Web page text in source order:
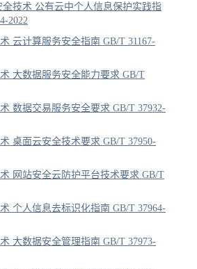
全技术 公有云中个人信息保护实践指
2022
云计算服务安全指南 GB/T 31167-
大数据服务安全能力要求 GB/T
数据交易服务安全要求 GB/T 37932-
桌面云安全技术要求 GB/T 37950-
网站安全云防护平台技术要求 GB/T
个人信息去标识化指南 GB/T 37964-
大数据安全管理指南 GB/T 37973-